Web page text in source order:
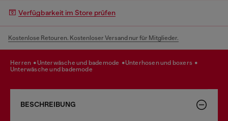
Verfügbarkeit im Store prüfen
Kostenlose Retouren. Kostenloser Versand nur für Mitglieder.
herren unterwäsche und bademode
unterhosen und boxers
unterwäsche und bademode
BESCHREIBUNG